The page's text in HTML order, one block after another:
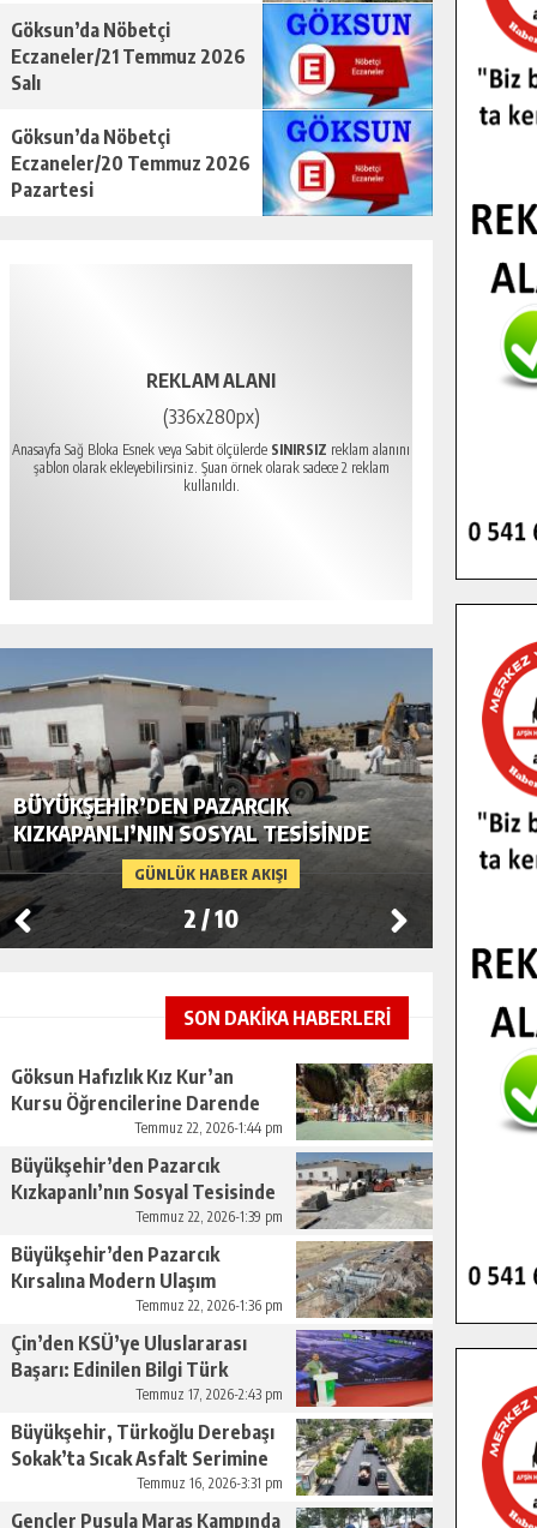
Göksun’da Nöbetçi
Eczaneler/21 Temmuz 2026
Salı
Göksun’da Nöbetçi
Eczaneler/20 Temmuz 2026
Pazartesi
REKLAM ALANI
(336x280px)
Anasayfa Sağ Bloka Esnek veya Sabit ölçülerde SINIRSIZ reklam alanını
şablon olarak ekleyebilirsiniz. Şuan örnek olarak sadece 2 reklam
kullanıldı.
GÜNLÜK HABER AKIŞI
BÜYÜKŞEHIR’DEN PAZARCIK
KIZKAPANLI’NIN SOSYAL TESISINDE
ÇEVRE DÜZENLEMESI.
2 /10
SON DAKİKA HABERLERİ
Göksun Hafızlık Kız Kur’an
Kursu Öğrencilerine Darende
Temmuz 22, 2026-1:44 pm
Büyükşehir’den Pazarcık
Kızkapanlı’nın Sosyal Tesisinde
Çevre Düzenlemesi.Temmuz 22, 2026-1:39 pm
Büyükşehir’den Pazarcık
Kırsalına Modern Ulaşım
Temmuz 22, 2026-1:36 pm
Çin’den KSÜ’ye Uluslararası
Başarı: Edinilen Bilgi Türk
Tarımına Katkı Sağlayacak.
Temmuz 17, 2026-2:43 pm
Büyükşehir, Türkoğlu Derebaşı
Sokak’ta Sıcak Asfalt Serimine
Temmuz 16, 2026-3:31 pm
Gençler Pusula Maraş Kampında